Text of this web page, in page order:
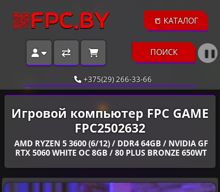
📒 КАТАЛОГ
ПОИСК ❚❚
+375(29) 266-33-66
Игровой компьютер FPC GAME
FPC2502632
AMD RYZEN 5 3600 (6/12) / DDR4 64GB / NVIDIA GF
RTX 5060 WHITE OC 8GB / 80 PLUS BRONZE 650WT